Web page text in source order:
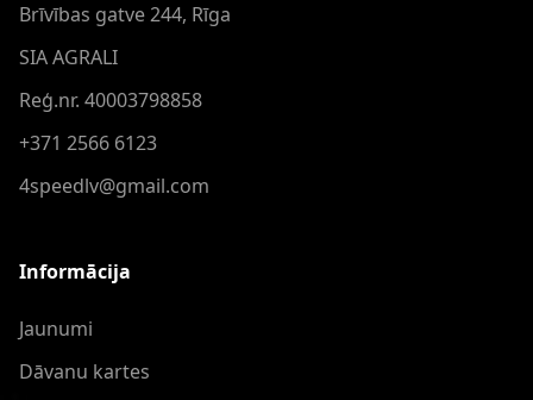
Brīvības gatve 244, Rīga
SIA AGRALI
Reģ.nr. 40003798858
+371 2566 6123
4speedlv@gmail.com
Informācija
Jaunumi
Dāvanu kartes